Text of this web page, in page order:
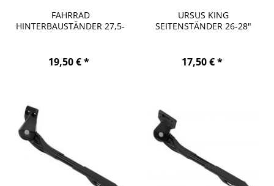
FAHRRAD
HINTERBAUSTÄNDER 27,5-
19,50 € *
URSUS KING
SEITENSTÄNDER 26-28"
17,50 € *